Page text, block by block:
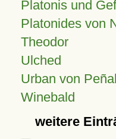
Platonis und
Platonides von
Theodor
Ulched
Urban von
Winebald
weitere